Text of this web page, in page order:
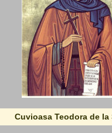
Cuvioasa Teodora de la